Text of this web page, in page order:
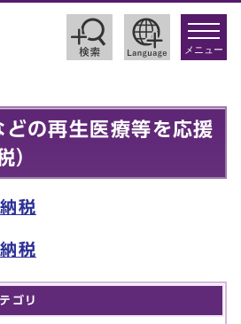
toggle
メニュー
どの再生医療等を応援
）
税
税
ゴリ